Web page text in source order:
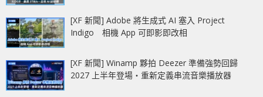
[XF 新聞] Adobe 將生成式 AI 塞入 Project
Indigo 相機 App 可即影即改相
[XF 新聞] Winamp 夥拍 Deezer 準備強勢回歸
2027 上半年登場‧重新定義串流音樂播放器